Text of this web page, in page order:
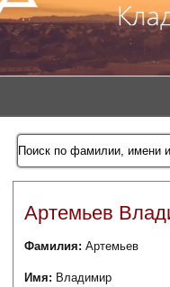
Артемьев
Фамилия:Артемьев
Имя: Владимир